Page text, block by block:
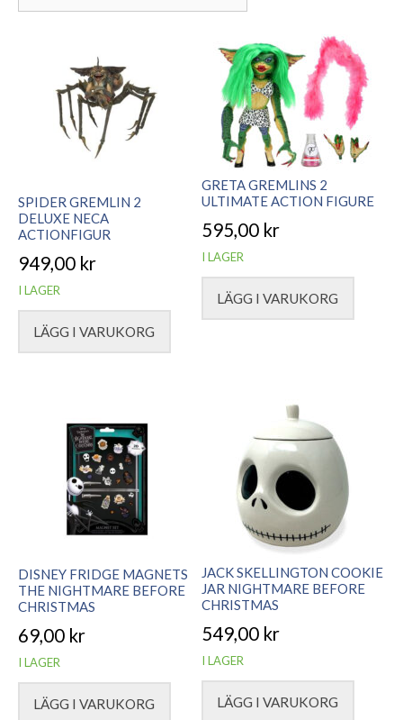
senaste
SPIDER GREMLIN 2
DELUXE NECA
ACTIONFIGUR
949,00 kr
I LAGER
LÄGG I VARUKORG
GRETA GREMLINS 2
ULTIMATE ACTION FIGURE
595,00 kr
I LAGER
LÄGG I VARUKORG
DISNEY FRIDGE MAGNETS
THE NIGHTMARE BEFORE
CHRISTMAS
69,00 kr
I LAGER
LÄGG I VARUKORG
JACK SKELLINGTON COOKIE
JAR NIGHTMARE BEFORE
CHRISTMAS
549,00 kr
I LAGER
LÄGG I VARUKORG